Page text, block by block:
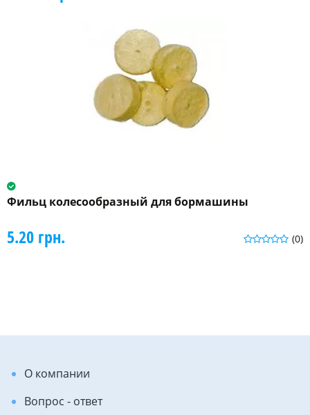
Фильц колесообразный для бормашины
(0)
5.20 грн.
О компании
Вопрос - ответ